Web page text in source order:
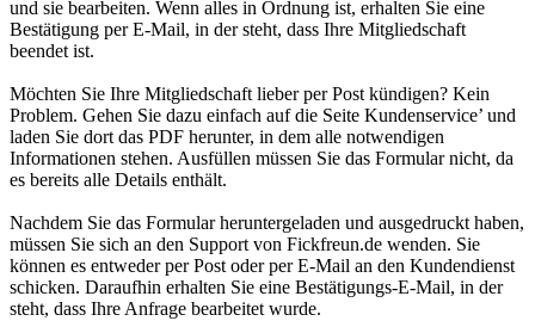
und sie bearbeiten. Wenn alles in Ordnung ist, erhalten Sie eine
Bestätigung per E-Mail, in der steht, dass Ihre Mitgliedschaft
beendet ist.
Möchten Sie Ihre Mitgliedschaft lieber per Post kündigen? Kein
Problem. Gehen Sie dazu einfach auf die Seite Kundenservice’ und
laden Sie dort das PDF herunter, in dem alle notwendigen
Informationen stehen. Ausfüllen müssen Sie das Formular nicht, da
es bereits alle Details enthält.
Nachdem Sie das Formular heruntergeladen und ausgedruckt haben,
müssen Sie sich an den Support von Fickfreun.de wenden. Sie
können es entweder per Post oder per E-Mail an den Kundendienst
schicken. Daraufhin erhalten Sie eine Bestätigungs-E-Mail, in der
steht, dass Ihre Anfrage bearbeitet wurde.